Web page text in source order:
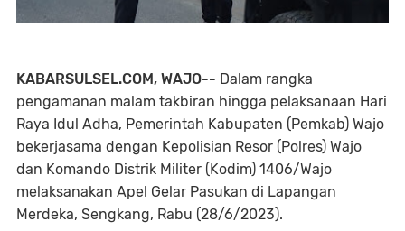
KABARSULSEL.COM, WAJO-- Dalam rangka
pengamanan malam takbiran hingga pelaksanaan Hari
Raya Idul Adha, Pemerintah Kabupaten (Pemkab) Wajo
bekerjasama dengan Kepolisian Resor (Polres) Wajo
dan Komando Distrik Militer (Kodim) 1406/Wajo
melaksanakan Apel Gelar Pasukan di Lapangan
Merdeka, Sengkang, Rabu (28/6/2023).